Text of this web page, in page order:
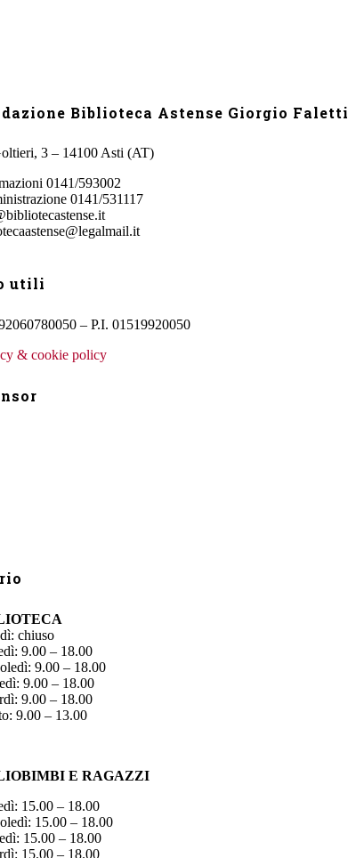
Biblioteca Astense Giorgio Faletti
3 – 14100 Asti (AT)
0141/593002
0141/531117
utili
– P.I. 01519920050
& cookie policy
chiuso
9.00 – 18.00
9.00 – 18.00
9.00 – 18.00
9.00 – 18.00
9.00 – 13.00
E RAGAZZI
15.00 – 18.00
15.00 – 18.00
15.00 – 18.00
15.00 – 18.00